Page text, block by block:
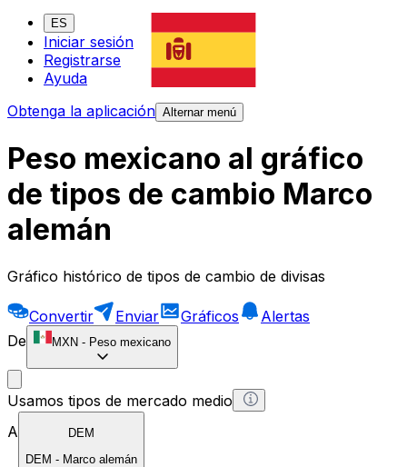
ES
Iniciar sesión
Registrarse
Ayuda
Obtenga la aplicación Alternar menú
Peso mexicano al gráfico
de tipos de cambio Marco
alemán
Gráfico histórico de tipos de cambio de divisas
Convertir Enviar Gráficos
Alertas
De
MXN - Peso mexicano
Usamos tipos de mercado medio
A
DEM
DEM - Marco alemán